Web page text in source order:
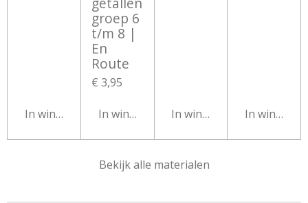
In winkelwagen
groep 6
t/m 8 |
En
Route
€ 3,95
In winkelwagenIn winkelwagen
In
Bekijk alle materialen